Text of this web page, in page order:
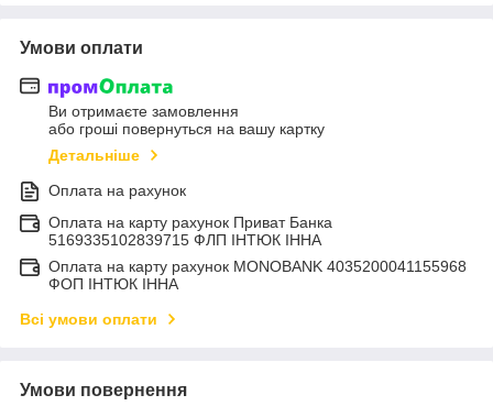
Умови оплати
Ви отримаєте замовлення
або гроші повернуться на вашу картку
Детальніше
Оплата на рахунок
Оплата на карту рахунок Приват Банка
5169335102839715 ФЛП ІНТЮК ІННА
Оплата на карту рахунок MONOBANK 4035200041155968
ФОП ІНТЮК ІННА
Всі умови оплати
Умови повернення